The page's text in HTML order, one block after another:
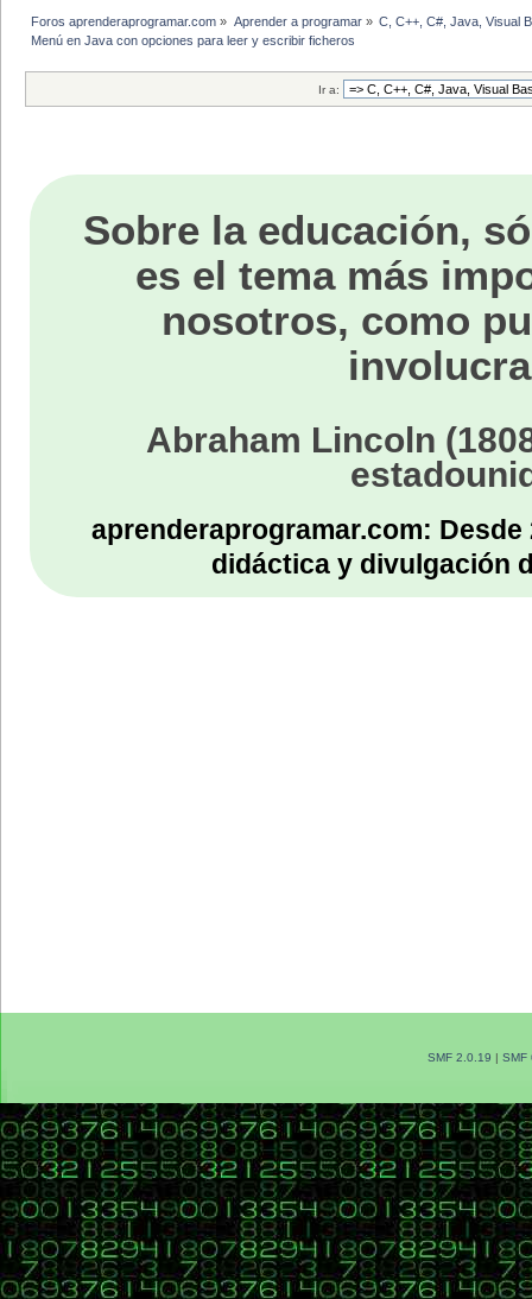
Foros aprenderaprogramar.com » Aprender a programar» C, C++, C#, Java, Visual
Menú en Java con opciones para leer y escribir ficheros
Ir a:
Sobre la educación,
es el tema más
nosotros, como
Abraham Lincoln
aprenderaprogramar.com:
didáctica y divulgación
SMF 2.0.19 | SMF